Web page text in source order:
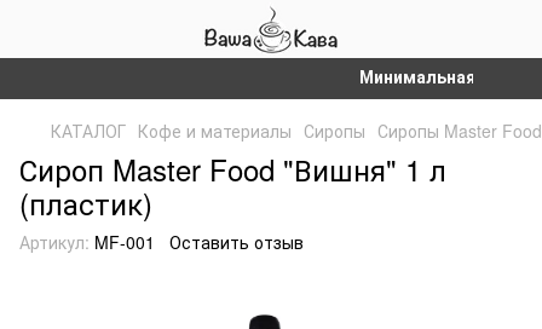
Минимальная сумма
КАТАЛОГ Кофе и материалы Сиропы Сиропы Master Food
Сироп Master Food "Вишня" 1 л
(пластик)
Артикул: MF-001 Оставить отзыв